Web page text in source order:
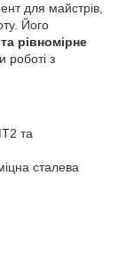
для майстрів,
Його
рівномірне
роботі з
та
сталева